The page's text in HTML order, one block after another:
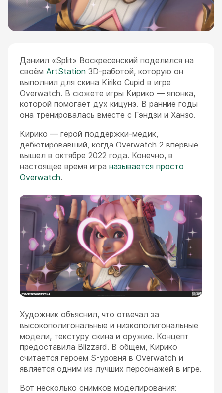
Даниил «Split» Воскресенский поделился на
своём ArtStation 3D-работой, которую он
выполнил для скина Kiriko Cupid в игре
Overwatch. В сюжете игры Кирико — японка,
которой помогает дух кицунэ. В ранние годы
она тренировалась вместе с Гэндзи и Ханзо.
Кирико — герой поддержки-медик,
дебютировавший, когда Overwatch 2 впервые
вышел в октябре 2022 года. Конечно, в
настоящее время игра называется просто
Overwatch.
Художник объяснил, что отвечал за
высокополигональные и низкополигональные
модели, текстуру скина и оружие. Концепт
предоставила Blizzard. В общем, Кирико
считается героем S-уровня в Overwatch и
является одним из лучших персонажей в игре.
Вот несколько снимков моделирования: